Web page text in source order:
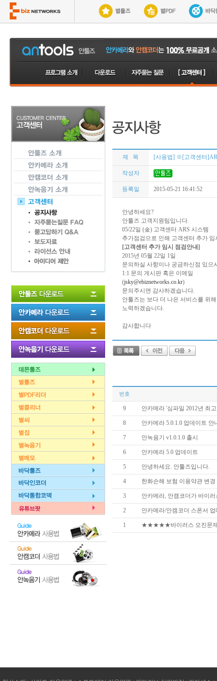
제 목 [사용법] ※[고객센터
작성자
등록일 2015-05-21 16:41:52
안녕하세요?
안툴즈 고객지원팀입니다.
05/22일 (金) 고객센터 ARS 시스템
추가점검으로 인해 고객센터 추가
[고객센터 추가 임시 점검안내]
2015년 05월 22일 1일
문의하실 사항이나 궁금하신점 있으
1:1 문의 게시판 혹은 이메일
(jsky@ebiznetworks.co.kr)
문의주시면 감사하겠습니다.
안툴즈는 보다 더 나은 서비스를 위해
노력하겠습니다.
감사합니다
번호
9 안카메라 '심파일 2012년 최
8 안카메라 5.0.1.0 업데이트 안
7 안녹음기 v1.0.1.0 출시
6 안카메라 5.0 업데이트
5 안녕하세요. 안툴즈입니다.
4 한화손해 보험 이용약관 변경
3 안카메라, 안캠코더가 바이
2 안카메라/안캠코더 스폰서
1 ★★★★★바이러스 오진